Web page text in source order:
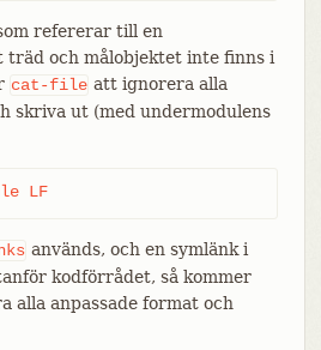
refererar till en
träd och målobjektet inte finns i
cat-file att ignorera alla
skriva ut (med undermodulens
LF
används, och en symlänk i
kodförrådet, så kommer
alla anpassade format och